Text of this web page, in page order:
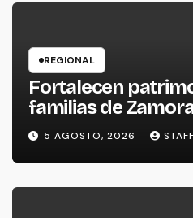
REGIONAL
Fortalecen
familias de
escrituras
5 AGOSTO, 2026 STAFF